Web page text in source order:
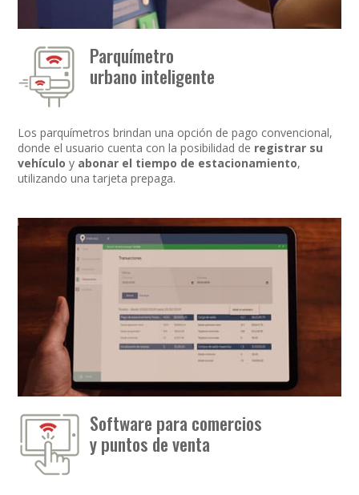
Parquímetro
urbano inteligente
Los parquímetros brindan una opción de pago convencional,
donde el usuario cuenta con la posibilidad de registrar su
vehículo y abonar el tiempo de estacionamiento,
utilizando una tarjeta prepaga.
Software para comercios
y puntos de venta